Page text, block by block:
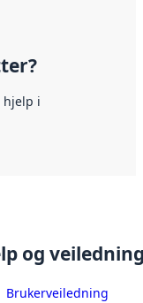
hjelp i
og
Brukerveiledning